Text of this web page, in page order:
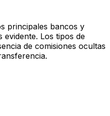
principales bancos y
evidente. Los tipos de
de comisiones ocultas